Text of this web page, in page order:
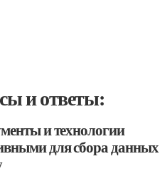
и ответы:
и технологии
для сбора данных